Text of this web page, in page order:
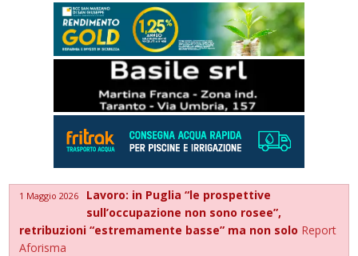
1 Maggio 2026
Lavoro: in Puglia “le prospettive
sull’occupazione non sono rosee”,
retribuzioni “estremamente basse” ma non solo Report
Aforisma